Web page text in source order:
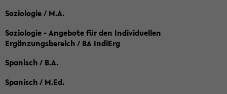
Soziologie / M.A.
Soziologie - Angebote für den Individuellen
Ergänzungsbereich / BA IndiErg
Spanisch / B.A.
Spanisch / M.Ed.